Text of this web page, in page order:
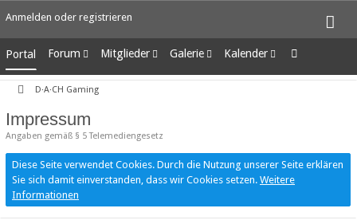
Anmelden oder registrieren
Portal Forum
Unerledigte Themen
Mitglieder
Letzte Aktivitäten
Galerie
Alben
Kalender
Wochenansicht
D·A·CH Gaming
Impressum
Angaben gemäß § 5 Telemediengesetz
Diese Seite verwendet Cookies. Durch die Nutzung unserer Seite erklären
Sie sich damit einverstanden, dass wir Cookies setzen. Weitere
Informationen